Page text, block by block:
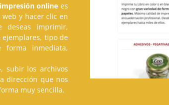
online es
y hacer clic en
imprimir,
ejemplares, tipo de
forma inmediata,
subir los archivos
dirección que nos
muy sencilla.